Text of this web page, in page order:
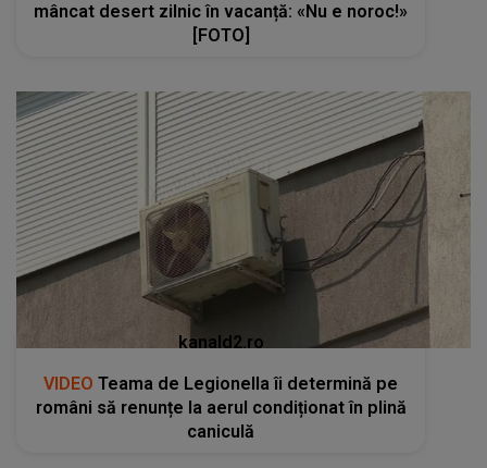
mâncat desert zilnic în vacanță: «Nu e noroc!»
[FOTO]
kanald2.ro
VIDEO Teama de Legionella îi determină pe
români să renunțe la aerul condiționat în plină
caniculă